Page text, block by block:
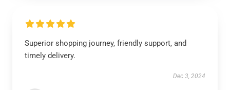
Superior shopping journey, friendly support, and
timely delivery.
Dec 3, 2024